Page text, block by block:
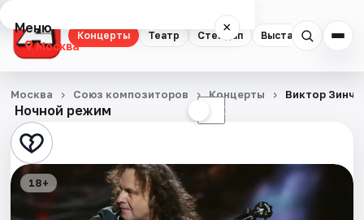
Концерты Театр Стендап Выставки
Меню ×
Москва
Концерты
Театр
Стендап
Выставки
Ночной режим ☾
Москва Союз композиторов Концерты Виктор
18+